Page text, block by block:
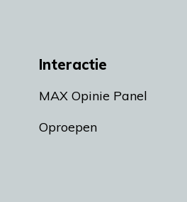
Interactie
MAX Opinie Panel
Oproepen